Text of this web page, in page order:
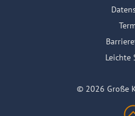
Leichte
© 2026 Große